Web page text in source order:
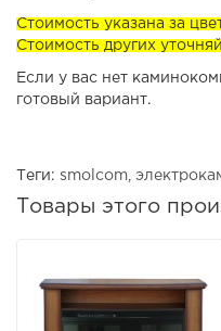
Стоимость указана за
Стоимость других
Если у вас нет
готовый вариант.
Теги: smolcom
Товары этого